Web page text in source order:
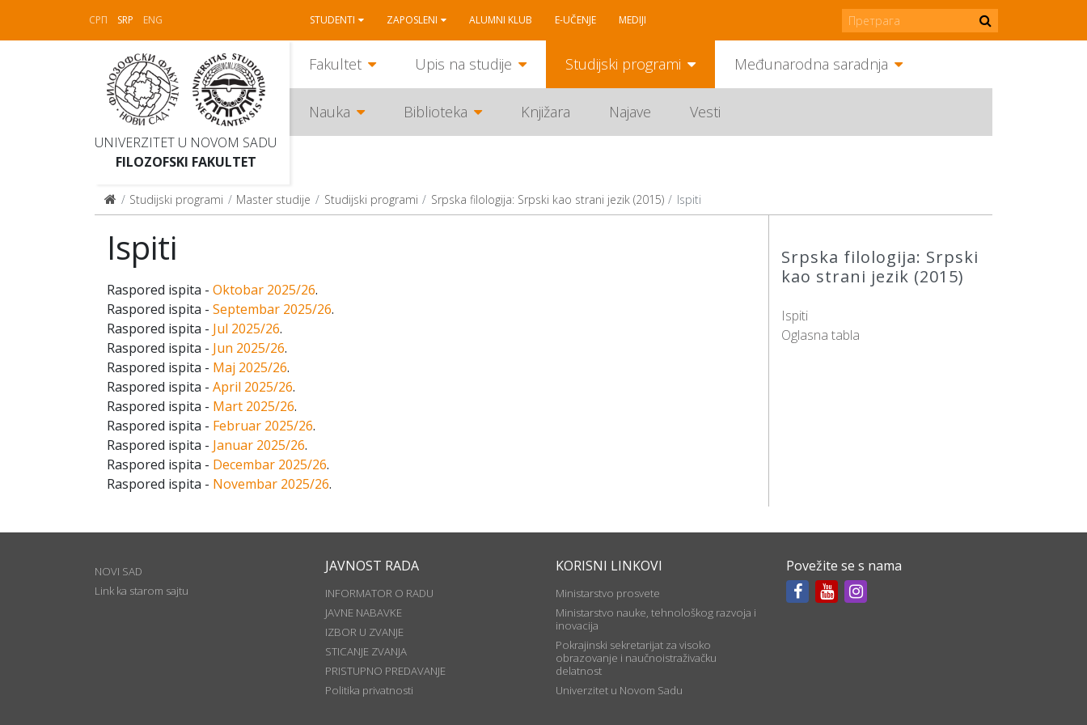
СРП SRP ENG STUDENTI ZAPOSLENI ALUMNI KLUB E-UČENJE MEDIJI
UNIVERZITET U NOVOM SADU
FILOZOFSKI FAKULTET
Fakultet Upis na studije Studijski programi Međunarodna saradnja
Nauka Biblioteka Knjižara Najave Vesti
Studijski programi Master studije Studijski programi Srpska filologija: Srpski kao strani jezik (2015) Ispiti
Srpska filologija: Srpski
kao strani jezik (2015)
Ispiti
Oglasna tabla
Ispiti
Raspored ispita - Oktobar 2025/26.
Raspored ispita - Septembar 2025/26.
Raspored ispita - Jul 2025/26.
Raspored ispita - Jun 2025/26.
Raspored ispita - Maj 2025/26.
Raspored ispita - April 2025/26.
Raspored ispita - Mart 2025/26.
Raspored ispita - Februar 2025/26.
Raspored ispita - Januar 2025/26.
Raspored ispita - Decembar 2025/26.
Raspored ispita - Novembar 2025/26.
NOVI SAD
Link ka starom sajtu
JAVNOST RADA
INFORMATOR O RADU
JAVNE NABAVKE
IZBOR U ZVANJE
STICANJE ZVANJA
PRISTUPNO PREDAVANJE
Politika privatnosti
KORISNI LINKOVI
Ministarstvo prosvete
Ministarstvo nauke, tehnološkog razvoja i
inovacija
Pokrajinski sekretarijat za visoko
obrazovanje i naučnoistraživačku
delatnost
Univerzitet u Novom Sadu
Povežite se s nama